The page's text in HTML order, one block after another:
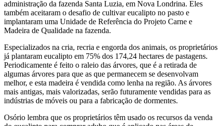
administração da fazenda Santa Luzia, em Nova Londrina. Eles
também aceitaram o desafio de cultivar eucalipto no pasto e
implantaram uma Unidade de Referência do Projeto Carne e
Madeira de Qualidade na fazenda.
Especializados na cria, recria e engorda dos animais, os proprietários
já plantaram eucalipto em 75% dos 174,24 hectares de pastagens.
Periodicamente é feito o raleio das árvores, que é a retirada de
algumas árvores para que as que permanecem se desenvolvam
melhor, e esta madeira é vendida como lenha na região. As árvores
mais antigas, mais valorizadas, serão futuramente vendidas para as
indústrias de móveis ou para a fabricação de dormentes.
Osório lembra que os proprietários têm usado os recursos da venda